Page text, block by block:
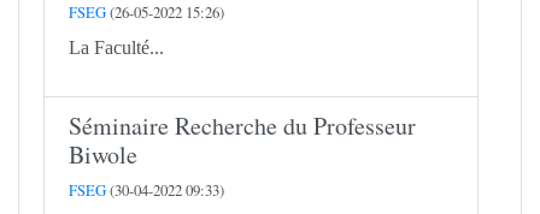
FSEG(26-05-2022 15:26)
La Faculté...
Séminaire Recherche du Professeur
Biwole
FSEG(30-04-2022 09:33)